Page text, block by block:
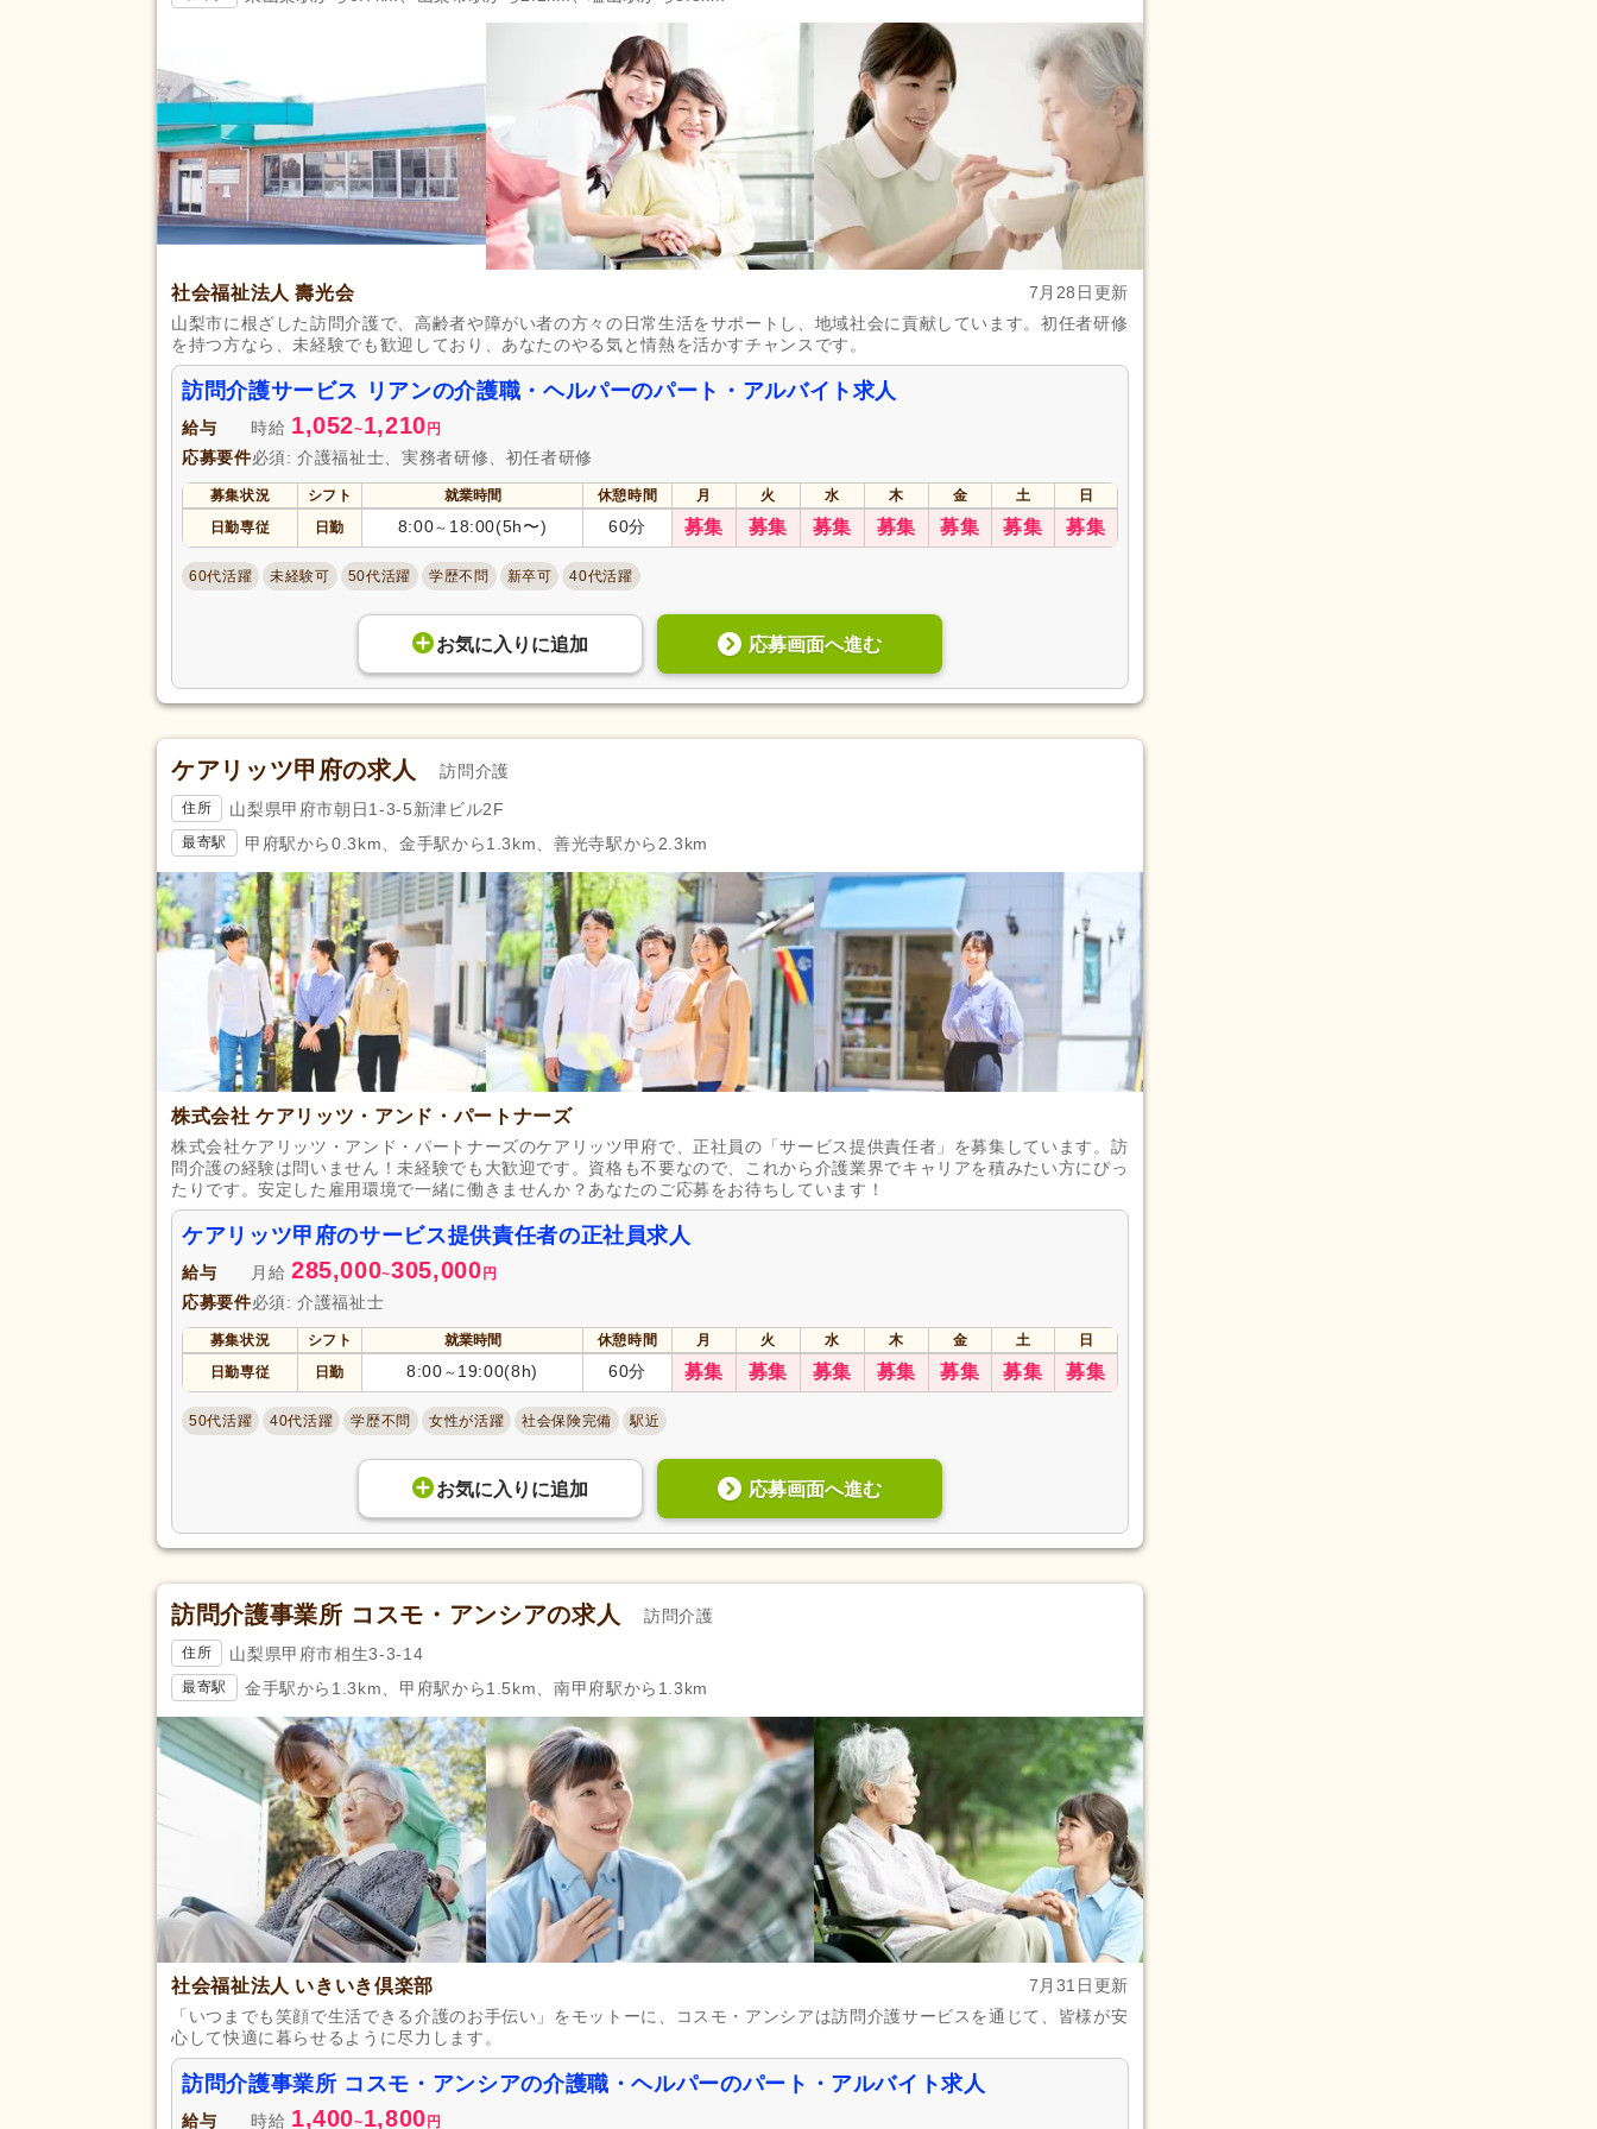
勤務形態
シフト制(935) 日勤のみ可(2,034)
夜勤のみ可(105) 午前のみ可(162) 午後のみ可(162)
時短勤務相談可(244) 週1日から可(95) 週2日から可
週3日から可(228) 週4日から可(56) シフト相談可(2,395)
即日勤務可(188)
応募資格
初任者研修（旧ヘルパー2級）(542)
実務者研修（旧ヘルパー1級・基礎研
修）(394)
介護福祉士 (668)
認知症ケア専門士
社会福祉主事任用(40) 介護事務(1) 主任介護支援専門員 (25)
介護支援専門員（ケアマネジャー）
(180)
保健師(9) 看護師(502)
作業療法士 (68)
あん摩マッサージ指圧師(7) 柔道整復師(8) はり師(5)
きゅう師(5) 管理栄養士(47) 栄養士(54)
調理師(22) 福祉用具専門相談員(5) 自動車免許(1,037)
自動車免許（二種）(2) 認知症介護基礎研修
認知症介護実践リーダー研修(1) 医師(1) 薬剤師(105)
(4) 臨床検査技師
臨床工学技士(3) 公認心理師(3) 臨床心理士(2)
歯科技工士
休日・休暇
完全週休2日 (671) 週休2日 (731)
土日休み(253) 土日祝休み(46) 土曜休み(117)
日曜休み (439) 年間休日100日以上 年間休日110日以上 (485)
年間休日120日以上 (223) 有給消化促進(2,426) 産休あり(2,269)
育休あり(2,768) 介護休業(1,247) 看護休暇(776)
夏季休暇(330) 冬季休暇 (157) 年末年始休暇(333)
給与・手当
福利厚生
賞与あり (2,138) 社会保険完備 (2,914) 研修制度あり (2,401)
セミナー参加費補助 (103) 企業年金(269) 昇給あり(2,742)
復職支援あり(333)
住宅手当 (376) 資格取得支援あり(586) 通勤手当 (2,518)
人事評価制度あり(2,430) 処遇改善手当(786) 制服あり
夜勤手当 (380) 寮・社宅あり
資格手当(902)
再雇用制度あり
副業可(250) 歩合制あり(35) 転勤なし(1,860)
アクセス
駅近 自動車通勤可(2,645) 自転車通勤可(2,430)
バイク通勤可 (196)
社会福祉法人 壽光会
7月28日更新
山梨市に根ざした訪問介護で、高齢者や障がい者の方々の日常生活をサポートし、地域社会に貢献しています。初任者研修
を持つ方なら、未経験でも歓迎しており、あなたのやる気と情熱を活かすチャンスです。
訪問介護サービス リアンの介護職・ヘルパーのパート・アルバイト求人
給与 時給 1,052~1,210 円
応募要件必須: 介護福祉士、実務者研修、初任者研修
募集状況 シフト 就業時間 休憩時間 月 火 水 木 金 土
日
日勤専従
日勤 8:00～ 18:00(5h〜) 60分 募集 募集 募集 募集 募集 募集 募集
60代活躍 未経験可 50代活躍 学歴不問 新卒可 40代活躍
お気に入り に追加 応募画面へ進む
ケアリッツ甲府の求人 訪問介護
住所 山梨県甲府市朝日1-3-5新津ビル2F
最寄駅 甲府駅から0.3km、金手駅から1.3km、善光寺駅から2.3km
株式会社 ケアリッツ・アンド・パートナーズ
株式会社ケアリッツ・アンド・パートナーズのケアリッツ甲府で、正社員の「サービス提供責任者」を募集しています。訪
問介護の経験は問いません！未経験でも大歓迎です。資格も不要なので、これから介護業界でキャリアを積みたい方にぴっ
たりです。安定した雇用環境で一緒に働きませんか？あなたのご応募をお待ちしています！
ケアリッツ甲府のサービス提供責任者の正社員求人
給与 月給 285,000~305,000 円
応募要件必須: 介護福祉士
募集状況 シフト 就業時間 休憩時間 月 火 水 木 金 土
日
日勤専従
日勤 8:00 ～ 19:00(8h) 60分 募集 募集 募集 募集 募集 募集 募集
50代活躍 40代活躍 学歴不問 女性が活躍 社会保険完備 駅近
お気に入り に追加 応募画面へ進む
訪問介護事業所 コスモ・アンシアの求人 訪問介護
住所 山梨県甲府市相生3-3-14
最寄駅 金手駅から1.3km、甲府駅から1.5km、南甲府駅から1.3km
社会福祉法人 いきいき倶楽部
7月31日更新
「いつまでも笑顔で生活できる介護のお手伝い」をモットーに、コスモ・アンシアは訪問介護サービスを通じて、皆様が安
心して快適に暮らせるように尽力します。
訪問介護事業所 コスモ・アンシアの介護職・ヘルパーのパート・アルバイト求人
給与 時給 1,400~1,800 円